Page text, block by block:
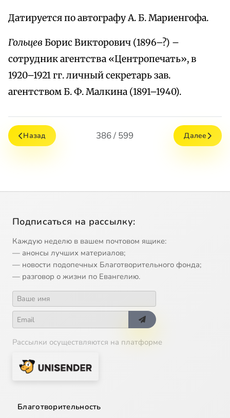
Датируется по автографу А. Б. Мариенгофа.
Гольцев Борис Викторович (1896–?) –
сотрудник агентства «Центропечать», в
1920–1921 гг. личный секретарь зав.
агентством Б. Ф. Малкина (1891–1940).
Назад 386 / 599 Далее
Подписаться на рассылку:
Каждую неделю в вашем почтовом ящике:
— анонсы лучших материалов;
— новости подопечных Благотворительного фонда;
— разговор о жизни по Евангелию.
Рассылки осуществляются на платформе
Благотворительность